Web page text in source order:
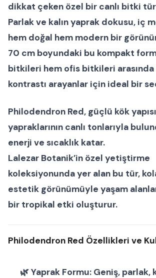
dikkat çeken özel bir canlı bitki
Parlak ve kalın yaprak dokusu, iç
hem doğal hem modern bir
70 cm boyundaki bu kompakt
bitkileri hem ofis bitkileri arasında
kontrastı arayanlar için ideal bir
Philodendron Red, güçlü kök
yapraklarının canlı tonlarıyla
enerji ve sıcaklık katar.
Lalezar Botanik’in özel yetiştirme
koleksiyonunda yer alan bu tür,
estetik görünümüyle yaşam
bir tropikal etki oluşturur.
Philodendron Red Özellikleri ve
🌿Yaprak Formu: Geniş, parlak,